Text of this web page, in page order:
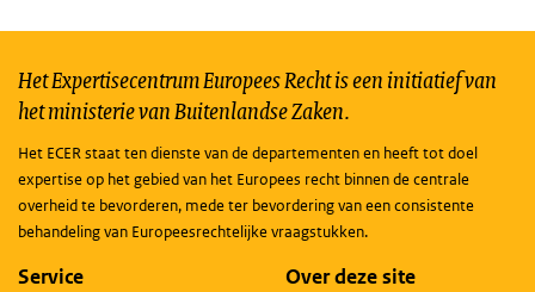
Het Expertisecentrum Europees Recht is een initiatief van
het ministerie van Buitenlandse Zaken.
Het ECER staat ten dienste van de departementen en heeft tot doel
expertise op het gebied van het Europees recht binnen de centrale
overheid te bevorderen, mede ter bevordering van een consistente
behandeling van Europeesrechtelijke vraagstukken.
Service Over deze site